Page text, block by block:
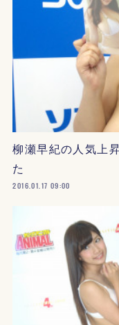
柳瀬早紀の人気上
た
2016.01.17 09:00